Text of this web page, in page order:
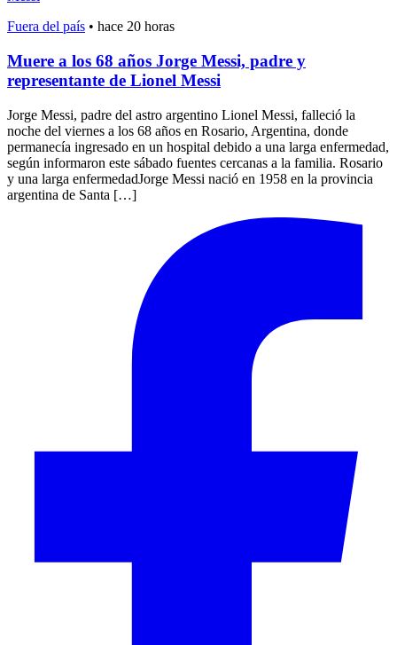
Fuera del país • hace 20 horas
Muere a los 68 años Jorge Messi, padre y
representante de Lionel Messi
Jorge Messi, padre del astro argentino Lionel Messi, falleció la
noche del viernes a los 68 años en Rosario, Argentina, donde
permanecía ingresado en un hospital debido a una larga enfermedad,
según informaron este sábado fuentes cercanas a la familia. Rosario
y una larga enfermedadJorge Messi nació en 1958 en la provincia
argentina de Santa […]